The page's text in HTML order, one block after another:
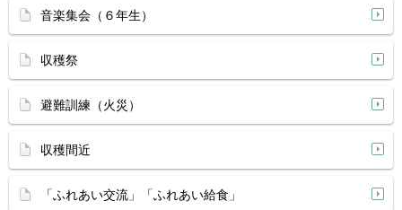
音楽集会（６年生）
収穫祭
避難訓練（火災）
収穫間近
「ふれあい交流」「ふれあい給食」